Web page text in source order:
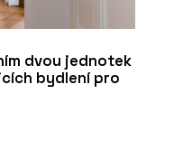
dvou jednotek
bydlení pro